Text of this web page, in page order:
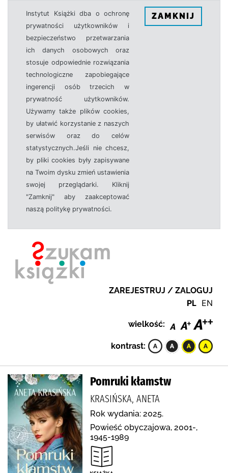
Instytut Książki dba o ochronę
prywatności użytkowników i
bezpieczeństwo przetwarzania
ich danych osobowych oraz
stosuje odpowiednie rozwiązania
technologiczne zapobiegające
ingerencji osób trzecich w
prywatność użytkowników.
Używamy także plików cookies,
by ułatwić korzystanie z naszych
serwisów oraz do celów
statystycznych.Jeśli nie chcesz,
by pliki cookies były zapisywane
na Twoim dysku zmień ustawienia
swojej przeglądarki. Kliknij
"Zamknij" aby zaakceptować
naszą politykę prywatności.
ZAMKNIJ
ZAREJESTRUJ / ZALOGUJ
PL EN
wielkość:
kontrast:
Pomruki kłamstw
KRASIŃSKA, ANETA
Rok wydania: 2025.
Powieść obyczajowa, 2001-,
1945-1989